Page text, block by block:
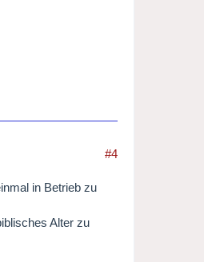
#4
in Betrieb zu
Alter zu